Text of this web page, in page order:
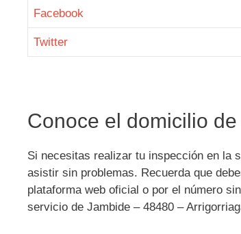
Facebook
Twitter
Conoce el domicilio
Si necesitas realizar tu inspección en la
asistir sin problemas. Recuerda que
plataforma web oficial o por el número
servicio de Jambide – 48480 –